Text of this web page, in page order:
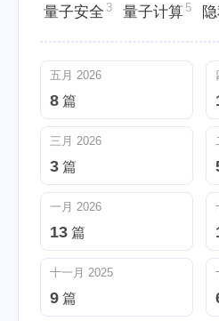
量子安全 3 量子计算 5
五月 2026
8 篇
三月 2026
3 篇
一月 2026
13 篇
十一月 2025
9 篇